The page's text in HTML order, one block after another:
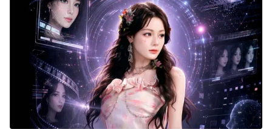
THỜI BÁO VTV
Theo dõi báo trên
Cơ quan chủ quản: Đài Truyền hình Việt Nam
Cơ quan báo chí:Thời báo VTV
Giấy phép hoạt động báo in và báo điện tử số 483/GP-BTTTT